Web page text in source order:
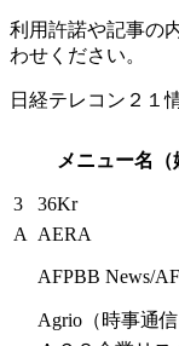
利用許諾や記事の
わせください。
日経テレコン２１
メニュー名（
3
36Kr
A
AERA
AFPBB News/
Agrio（時事通信